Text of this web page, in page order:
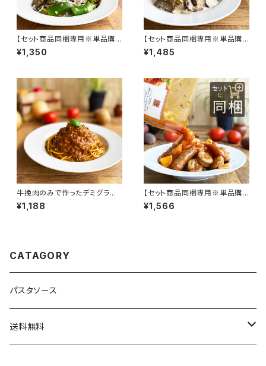
【セット商品同梱専用※単品購
入不可】釜揚げしらすとオクラと
焼きナスのパスタソース
¥1,350
【セット商品同梱専用※単品購
入不可】明太子とキノコのクリー
ムパスタソース
¥1,485
牛挽肉のみで作ったデミグラス
ミートソース
¥1,188
【セット商品同梱専用※単品購
入不可】3種のソーセージとジャ
ガイモのアラビアータ（辛口）
¥1,566
CATAGORY
パスタソース
送料無料